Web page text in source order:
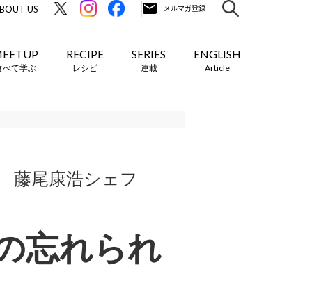
US
べて学ぶ
RECIPE
レシピ
SERIES
連載
ENGLISH
Article
藤尾康浩シェフ
忘れられ